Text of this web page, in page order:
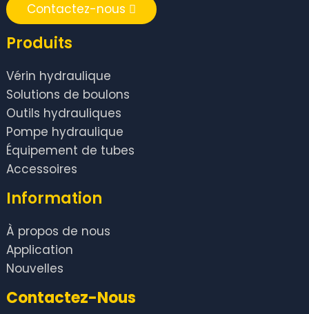
Contactez-nous
Produits
Vérin hydraulique
Solutions de boulons
Outils hydrauliques
Pompe hydraulique
Équipement de tubes
Accessoires
Information
À propos de nous
Application
Nouvelles
Contactez-Nous